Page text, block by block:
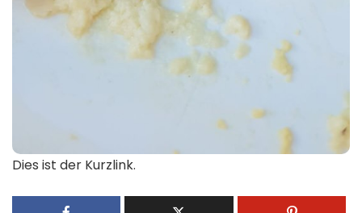
Dies ist der Kurzlink.